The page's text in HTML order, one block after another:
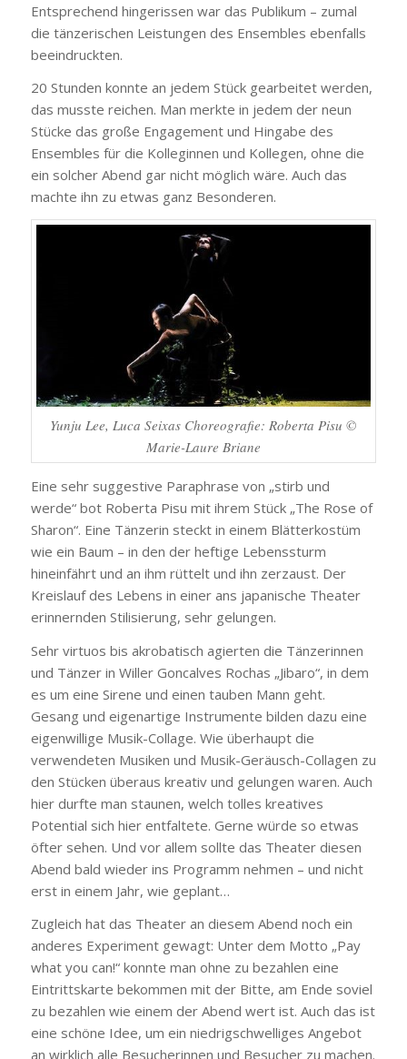
Entsprechend hingerissen war das Publikum – zumal
die tänzerischen Leistungen des Ensembles ebenfalls
beeindruckten.
20 Stunden konnte an jedem Stück gearbeitet werden,
das musste reichen. Man merkte in jedem der neun
Stücke das große Engagement und Hingabe des
Ensembles für die Kolleginnen und Kollegen, ohne die
ein solcher Abend gar nicht möglich wäre. Auch das
machte ihn zu etwas ganz Besonderen.
Yunju Lee, Luca Seixas Choreografie: Roberta Pisu ©
Marie-Laure Briane
Eine sehr suggestive Paraphrase von „stirb und
werde“ bot Roberta Pisu mit ihrem Stück „The Rose of
Sharon“. Eine Tänzerin steckt in einem Blätterkostüm
wie ein Baum – in den der heftige Lebenssturm
hineinfährt und an ihm rüttelt und ihn zerzaust. Der
Kreislauf des Lebens in einer ans japanische Theater
erinnernden Stilisierung, sehr gelungen.
Sehr virtuos bis akrobatisch agierten die Tänzerinnen
und Tänzer in Willer Goncalves Rochas „Jibaro“, in dem
es um eine Sirene und einen tauben Mann geht.
Gesang und eigenartige Instrumente bilden dazu eine
eigenwillige Musik-Collage. Wie überhaupt die
verwendeten Musiken und Musik-Geräusch-Collagen zu
den Stücken überaus kreativ und gelungen waren. Auch
hier durfte man staunen, welch tolles kreatives
Potential sich hier entfaltete. Gerne würde so etwas
öfter sehen. Und vor allem sollte das Theater diesen
Abend bald wieder ins Programm nehmen – und nicht
erst in einem Jahr, wie geplant…
Zugleich hat das Theater an diesem Abend noch ein
anderes Experiment gewagt: Unter dem Motto „Pay
what you can!“ konnte man ohne zu bezahlen eine
Eintrittskarte bekommen mit der Bitte, am Ende soviel
zu bezahlen wie einem der Abend wert ist. Auch das ist
eine schöne Idee, um ein niedrigschwelliges Angebot
an wirklich alle Besucherinnen und Besucher zu machen.